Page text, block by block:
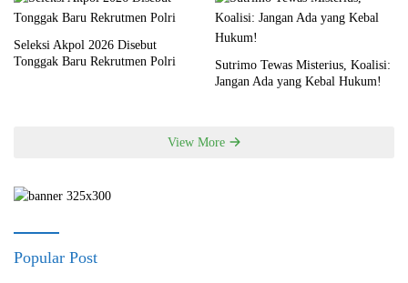
Seleksi Akpol 2026 Disebut
Tonggak Baru Rekrutmen Polri
Sutrimo Tewas Misterius, Koalisi:
Jangan Ada yang Kebal Hukum!
View More
Popular Post